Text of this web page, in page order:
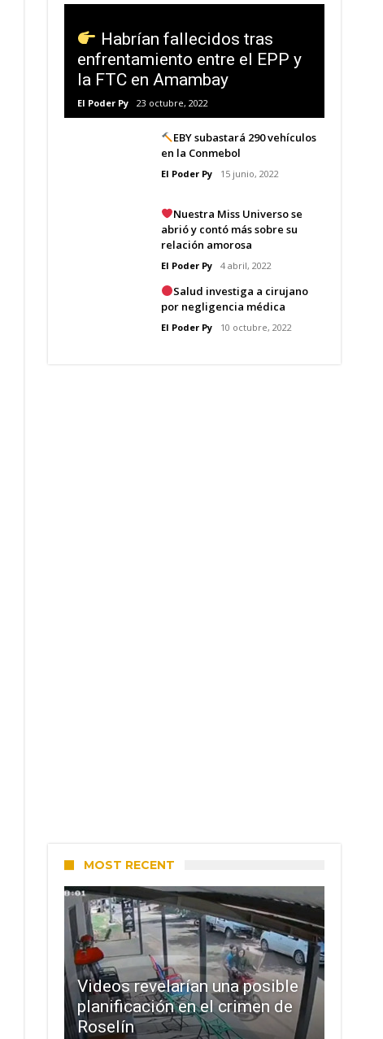
Habrían fallecidos tras
enfrentamiento entre el EPP y
la FTC en Amambay
El Poder Py 23 octubre, 2022
EBY subastará 290 vehículos
en la Conmebol
El Poder Py 15 junio, 2022
Nuestra Miss Universo se
abrió y contó más sobre su
relación amorosa
El Poder Py 4 abril, 2022
Salud investiga a cirujano
por negligencia médica
El Poder Py 10 octubre, 2022
MOST RECENT
Videos revelarían una posible
planificación en el crimen de
Roselín